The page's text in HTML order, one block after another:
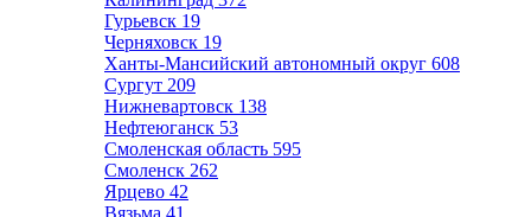
Гурьевск 19
Черняховск 19
Ханты-Мансийский автономный округ 608
Сургут 209
Нижневартовск 138
Нефтеюганск 53
Смоленская область 595
Смоленск 262
Ярцево 42
Вязьма 41